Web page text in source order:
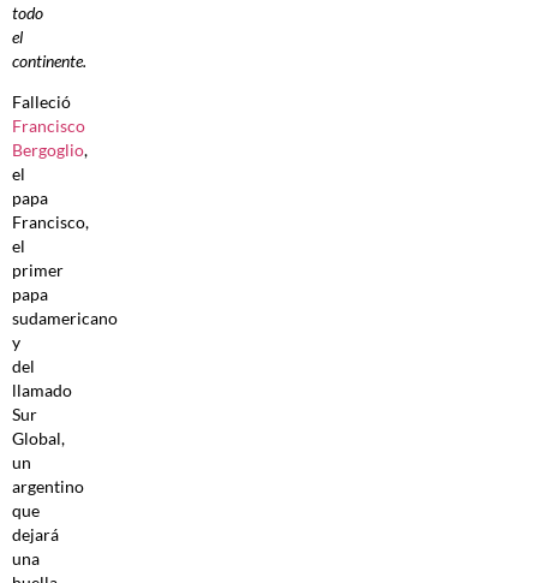
todo
el
continente.
Falleció
Francisco
Bergoglio,
el
papa
Francisco,
el
primer
papa
sudamericano
y
del
llamado
Sur
Global,
un
argentino
que
dejará
una